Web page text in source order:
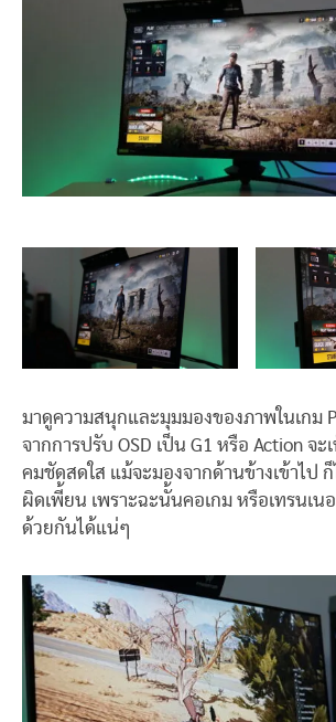
มาดูความสนุกและมุมมองของภาพในเกม
จากการปรับ OSD เป็น G1 หรือ Action จ
คมชัดสดใส แม้จะมองจากด้านข้างเข้าไป
ผิดเพี้ยน เพราะฉะนั้นคอเกม หรือเทรนเ
ด้วยกันได้แน่ๆ